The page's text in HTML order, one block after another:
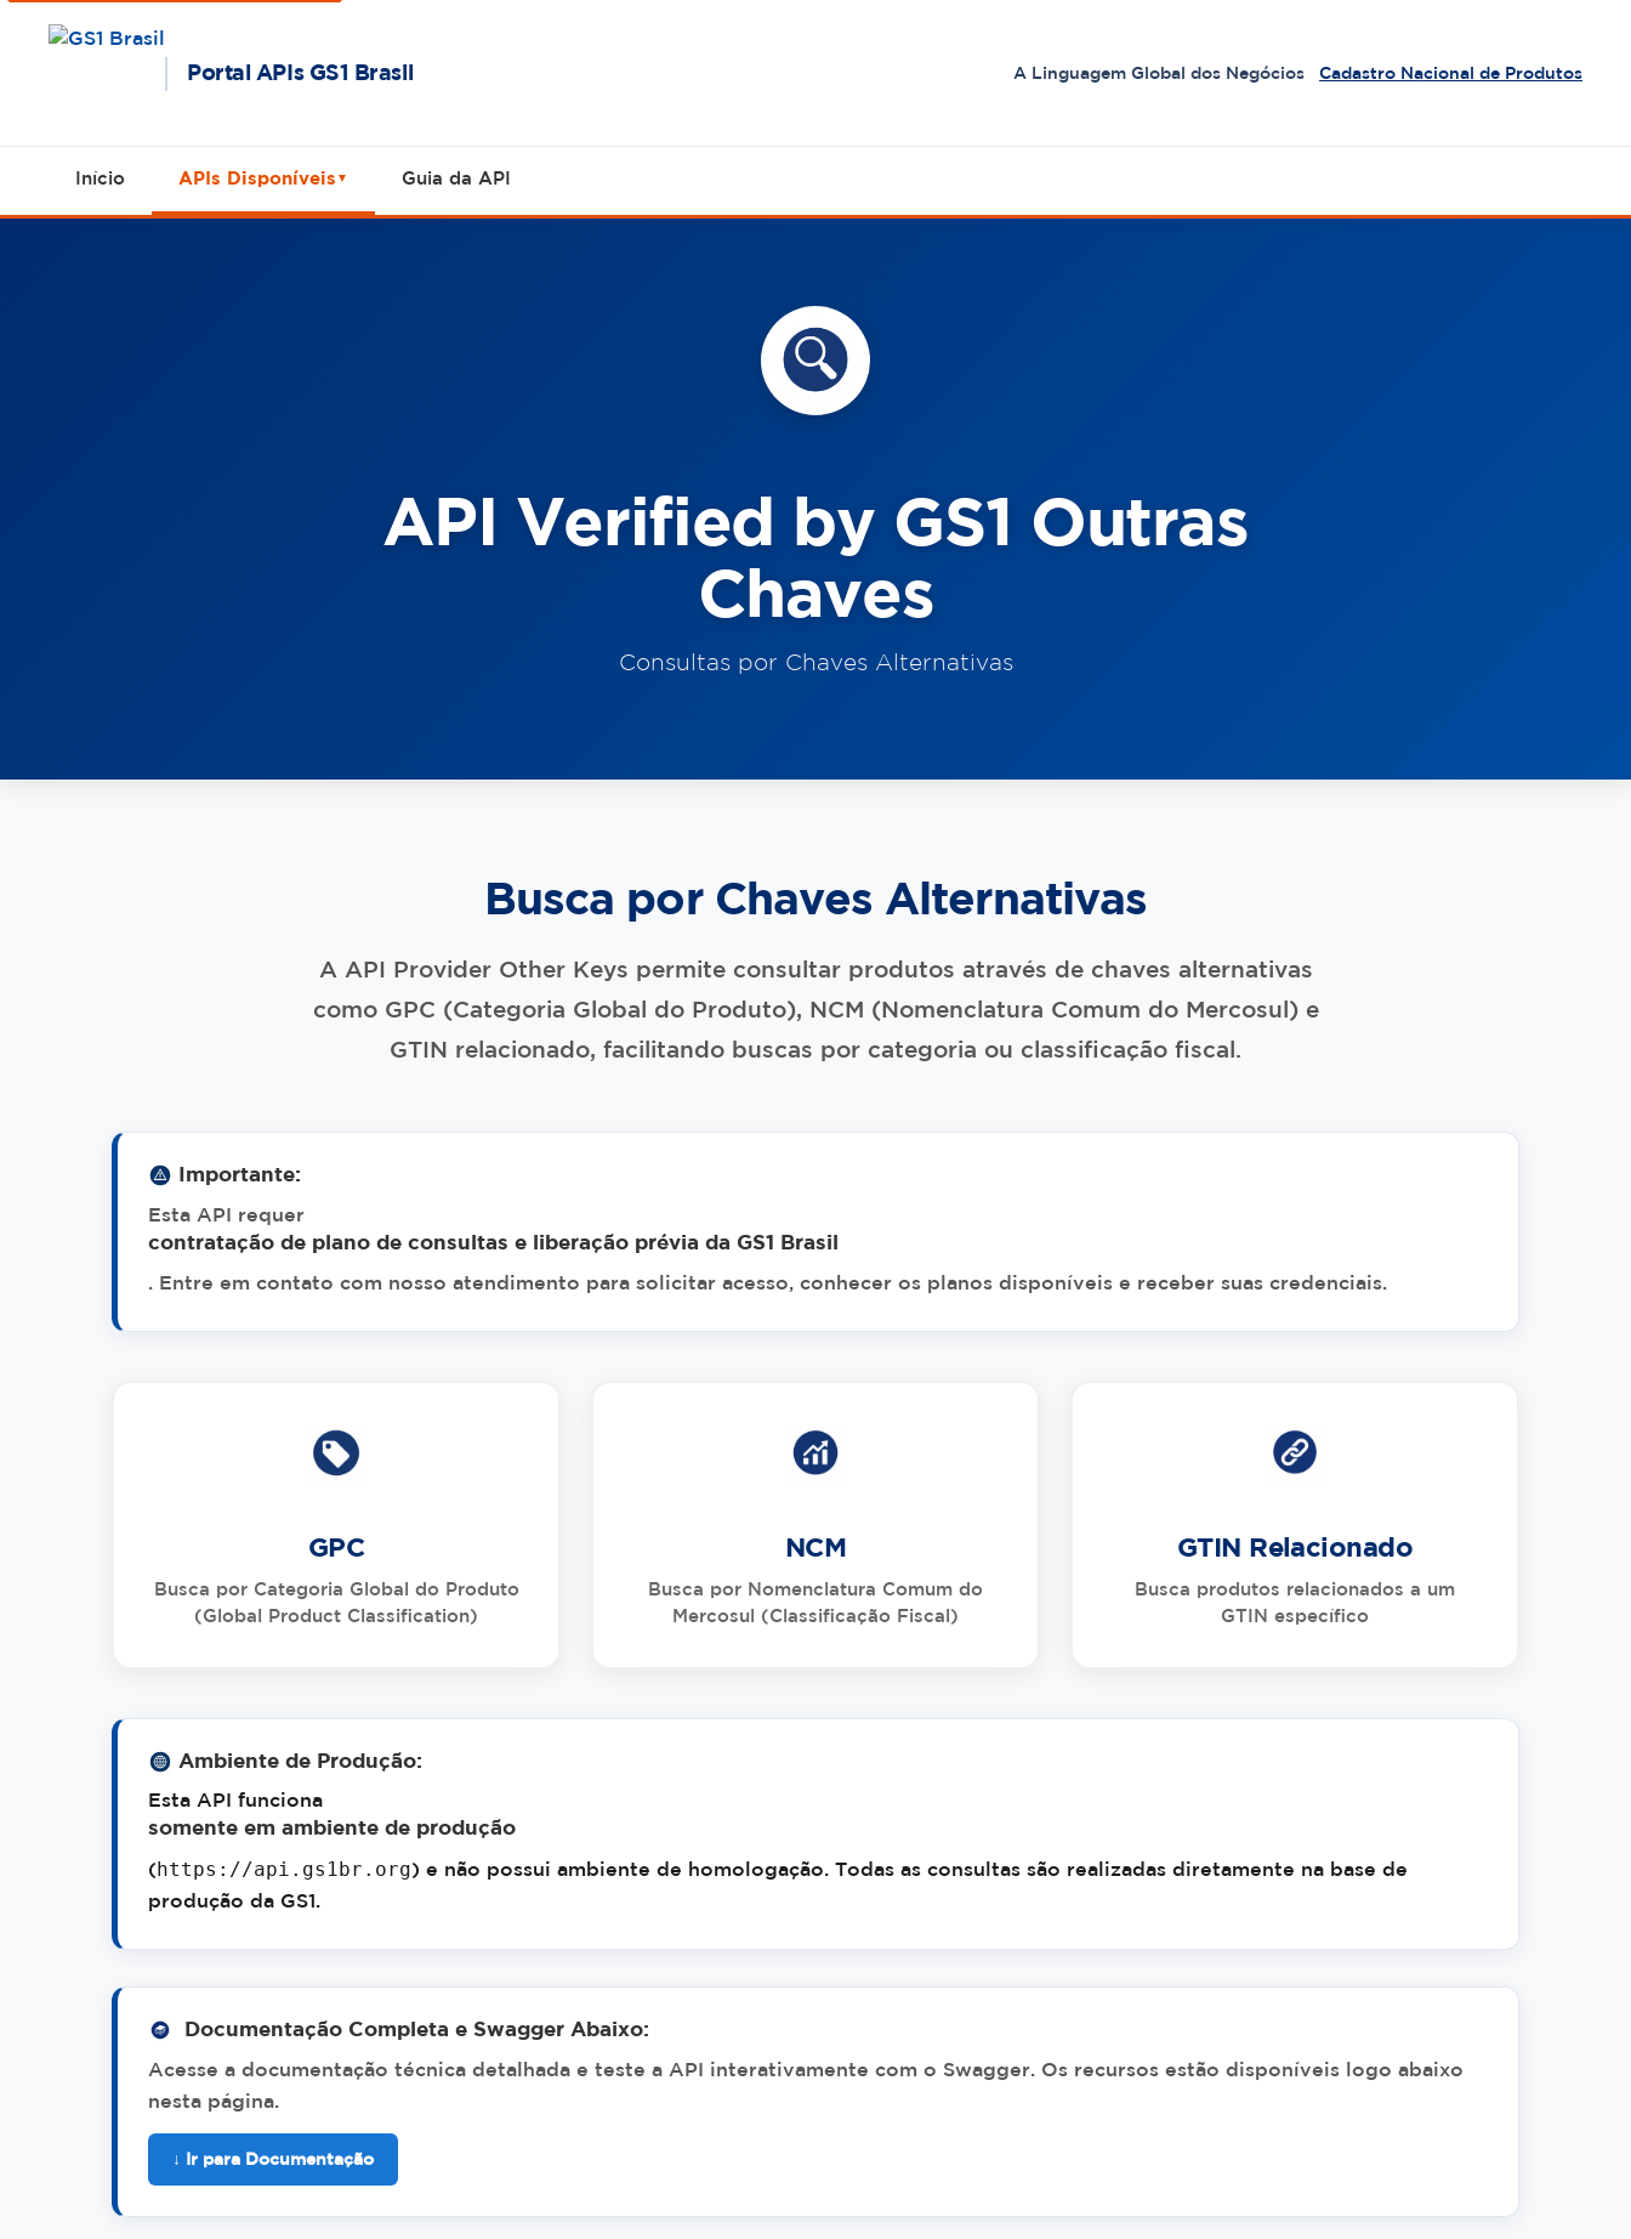
Portal APIs GS1 Brasil A Linguagem Global dos Negócios Cadastro Nacional de Produtos
Início APIs Disponíveis ▼ Guia da API
API Verified by GS1 Outras
Chaves
Consultas por Chaves Alternativas
Busca por Chaves Alternativas
A API Provider Other Keys permite consultar produtos através de chaves alternativas
como GPC (Categoria Global do Produto), NCM (Nomenclatura Comum do Mercosul) e
GTIN relacionado, facilitando buscas por categoria ou classificação fiscal.
Importante:
Esta API requer
contratação de plano de consultas e liberação prévia da GS1 Brasil
. Entre em contato com nosso atendimento para solicitar acesso, conhecer os planos disponíveis e receber suas credenciais.
GPC
Busca por Categoria Global do Produto
(Global Product Classification)
NCM
Busca por Nomenclatura Comum do
Mercosul (Classificação Fiscal)
GTIN Relacionado
Busca produtos relacionados a um
GTIN específico
Ambiente de Produção:
Esta API funciona
somente em ambiente de produção
( https://api.gs1br.org) e não possui ambiente de homologação. Todas as consultas são realizadas diretamente na base de
produção da GS1.
Documentação Completa e Swagger Abaixo:
Acesse a documentação técnica detalhada e teste a API interativamente com o Swagger. Os recursos estão disponíveis logo abaixo
nesta página.
↓ Ir para Documentação